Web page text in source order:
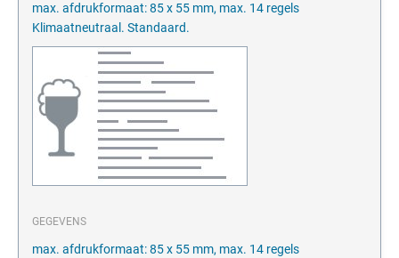
max. afdrukformaat: 85 x 55 mm, max. 14 regels
Klimaatneutraal. Standaard.
GEGEVENS
max. afdrukformaat: 85 x 55 mm, max. 14 regels